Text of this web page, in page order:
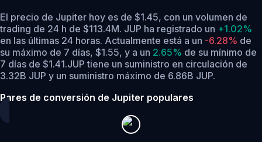
El precio de Jupiter hoy es de $1.45, con un volumen de
trading de 24 h de $113.4M. JUP ha registrado un +1.02%
en las últimas 24 horas. Actualmente está a un -6.28% de
su máximo de 7 días, $1.55, y a un 2.65% de su mínimo de
7 días de $1.41.JUP tiene un suministro en circulación de
3.32B JUP y un suministro máximo de 6.86B JUP.
Pares de conversión de Jupiter populares